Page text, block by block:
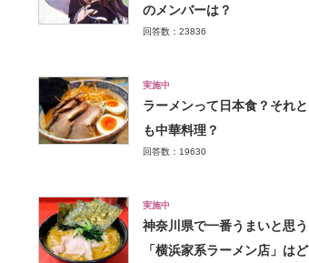
のメンバーは？
回答数：23836
実施中
ラーメンって日本食？それと
も中華料理？
回答数：19630
実施中
神奈川県で一番うまいと思う
「横浜家系ラーメン店」はど